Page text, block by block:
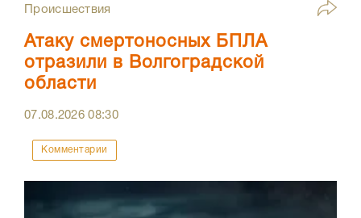
Происшествия
Атаку смертоносных БПЛА
отразили в Волгоградской
области
07.08.202608:30
Комментарии